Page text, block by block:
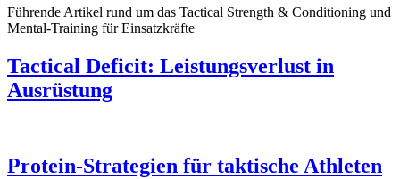
Führende Artikel rund um das Tactical Strength & Conditioning und
Mental-Training für Einsatzkräfte
Tactical Deficit: Leistungsverlust in
Ausrüstung
Protein-Strategien für taktische Athleten